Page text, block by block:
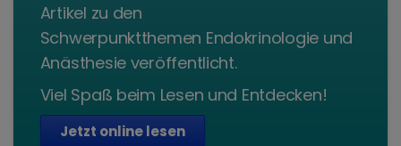
Artikel zu den
Schwerpunktthemen Endokrinologie und
Anästhesie veröffentlicht.
Viel Spaß beim Lesen und Entdecken!
Jetzt online lesen